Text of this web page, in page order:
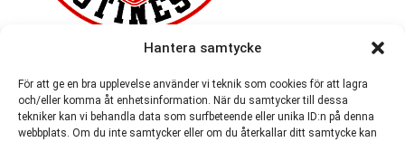
Hantera samtycke
För att ge en bra upplevelse använder vi teknik som cookies för att lagra
och/eller komma åt enhetsinformation. När du samtycker till dessa
tekniker kan vi behandla data som surfbeteende eller unika ID:n på denna
webbplats. Om du inte samtycker eller om du återkallar ditt samtycke kan